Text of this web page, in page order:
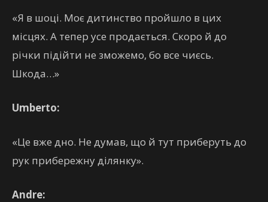
«Я в шоці. Моє дитинство пройшло в цих
місцях. А тепер усе продається. Скоро й до
річки підійти не зможемо, бо все чиєсь.
Шкода…»
Umberto:
«Це вже дно. Не думав, що й тут приберуть до
рук прибережну ділянку».
Andre: